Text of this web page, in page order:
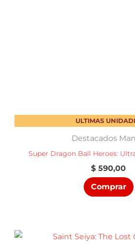
ULTIMAS
Destacados
Super Dragon Ball Heroes:
$ 590,00
Comprar